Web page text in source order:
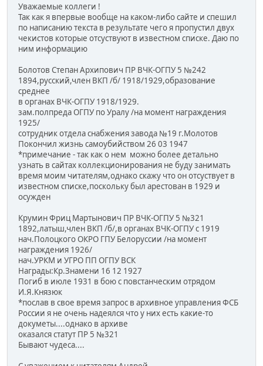
Уважаемые коллеги !
Так как я впервые вообще на каком-либо сайте и спешил
по написанию текста в результате чего я пропустил двух
чекистов которые отсуствуют в известном списке. Даю по
ним информацию
Болотов Степан Архипович ПР ВЧК-ОГПУ 5 №242
1894,русский,член ВКП /б/ 1918/1929,образование
среднее
в органах ВЧК-ОГПУ 1918/1929.
зам.полпреда ОГПУ по Уралу /на момент награждения
1925/
сотрудник отдела снабжения завода №19 г.Молотов
Покончил жизнь самоубийством 26 03 1947
*примечание - так как о нем можно более детально
узнать в сайтах коллекционирования не буду занимать
время моим читателям,однако скажу что он отсуствует в
известном списке,поскольку был арестован в 1929 и
осужден
Крумин Фриц Мартынович ПР ВЧК-ОГПУ 5 №321
1892,латыш,член ВКП /б/,в органах ВЧК-ОГПУ с 1919
нач.Полоцкого ОКРО ГПУ Белоруссии /на момент
награждения 1926/
нач.УРКМ и УГРО ПП ОГПУ ВСК
Награды:Кр.Знамени 16 12 1927
Погиб в июле 1931 в бою с повстанческим отрядом
И.Я.Князюк
*послав в свое время запрос в архивное управления ФСБ
России я не очень надеялся что у них есть какие-то
докуметы....однако в архиве
оказался статут ПР 5 №321
Бывают чудеса....